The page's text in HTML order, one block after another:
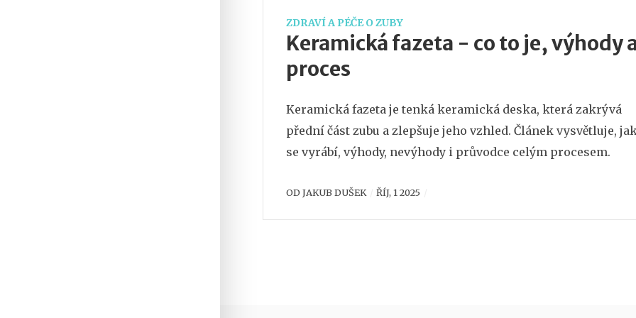
ZDRAVÍ A PÉČE O ZUBY
Keramická fazeta - co to je, výhody
proces
Keramická fazeta je tenká keramická deska, která zakrývá
přední část zubu a zlepšuje jeho vzhled. Článek vysvětluje,
se vyrábí, výhody, nevýhody i průvodce celým procesem.
OD JAKUB DUŠEK ŘÍJ, 1 2025